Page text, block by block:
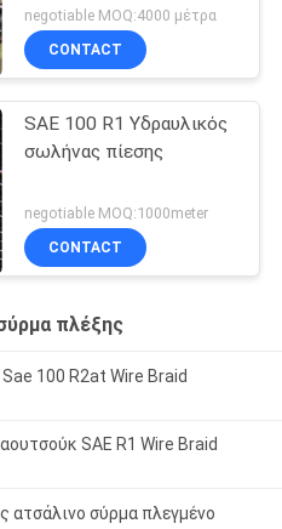
negotiable MOQ:4000 μέτρα
CONTACT
SAE 100 R1 Υδραυλικός
σωλήνας πίεσης
negotiable MOQ:1000meter
CONTACT
πλέξης
100 R2at Wire Braid
SAE R1 Wire Braid
ατσάλινο σύρμα πλεγμένο